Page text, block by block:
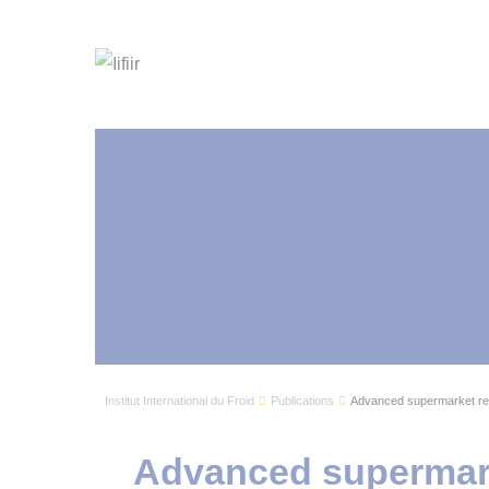
Institut International du Froid Publications Advanced supermarket
Advanced